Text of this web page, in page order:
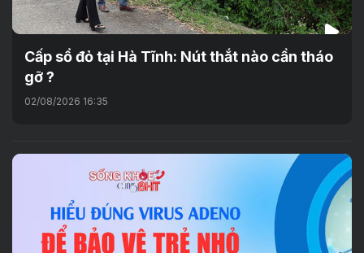
Cấp sổ đỏ tại Hà Tĩnh: Nút thắt nào cần tháo
gỡ ?
02/08/2026 16:35